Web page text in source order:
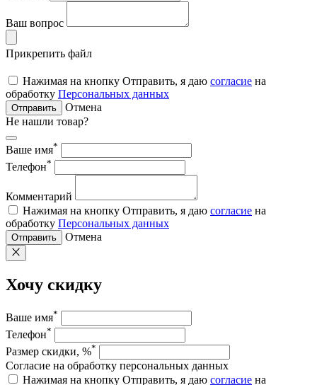
Ваш вопрос
Прикрепить файл
Нажимая на кнопку Отправить, я даю согласие на
обработку Персональных данных
Отправить
Отмена
Не нашли товар?
Ваше имя*
Телефон*
Комментарий
Нажимая на кнопку Отправить, я даю согласие на
обработку Персональных данных
Отправить Отмена
Хочу скидку
Ваше имя*
Телефон*
Размер скидки, %*
Согласие на обработку персональных данных
Нажимая на кнопку Отправить, я даю согласие на